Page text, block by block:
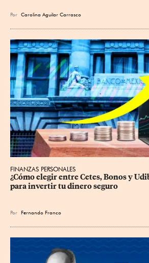
Por Carolina Aguilar Carrasco
FINANZAS PERSONALES
¿Cómo elegir entre Cetes, Bonos y
para invertir tu dinero seguro
Por Fernando Franco